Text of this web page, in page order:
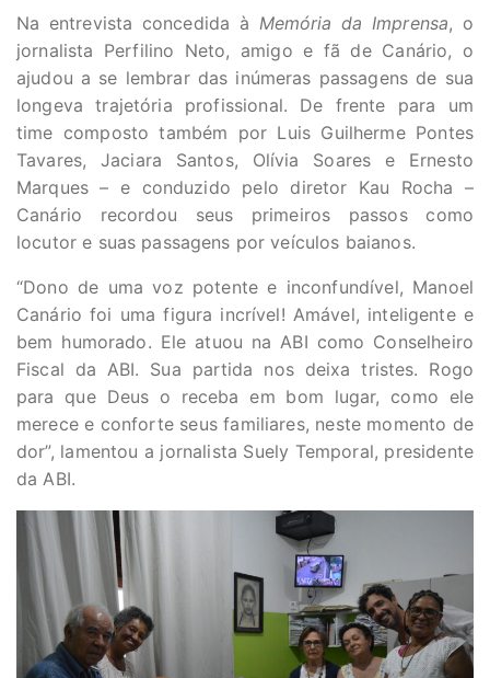
Na entrevista concedida à Memória da Imprensa, o
jornalista Perfilino Neto, amigo e fã de Canário, o
ajudou a se lembrar das inúmeras passagens de sua
longeva trajetória profissional. De frente para um
time composto também por Luis Guilherme Pontes
Tavares, Jaciara Santos, Olívia Soares e Ernesto
Marques – e conduzido pelo diretor Kau Rocha –
Canário recordou seus primeiros passos como
locutor e suas passagens por veículos baianos.
“Dono de uma voz potente e inconfundível, Manoel
Canário foi uma figura incrível! Amável, inteligente e
bem humorado. Ele atuou na ABI como Conselheiro
Fiscal da ABI. Sua partida nos deixa tristes. Rogo
para que Deus o receba em bom lugar, como ele
merece e conforte seus familiares, neste momento de
dor”, lamentou a jornalista Suely Temporal, presidente
da ABI.